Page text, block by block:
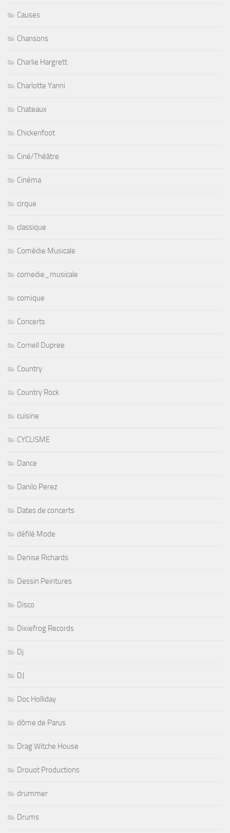
Causes
Chansons
Charlie Hargrett
Charlotte Yanni
Chateaux
Chickenfoot
Ciné/Théâtre
Cinéma
cirque
classique
Comédie Musicale
comedie_musicale
comique
Concerts
Cornell Dupree
Country
Country Rock
cuisine
CYCLISME
Dance
Danilo Perez
Dates de concerts
défilé Mode
Denise Richards
Dessin Peintures
Disco
Dixiefrog Records
Dj
DJ
Doc Holliday
dôme de Parus
Drag Witche House
Drouot Productions
drummer
Drums